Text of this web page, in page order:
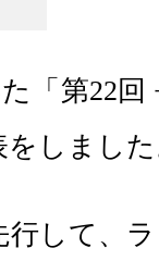
「第22
しました
行して、